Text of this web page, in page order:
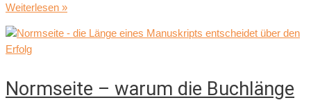
Was
man
mit
Buch?
Weiterlesen »
Normseite – warum die Buchlänge